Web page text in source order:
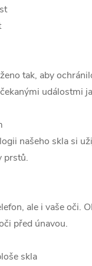
tak, aby
událostmi
našeho skla si
prstů.
ale i vaše oči.
před únavou.
skla